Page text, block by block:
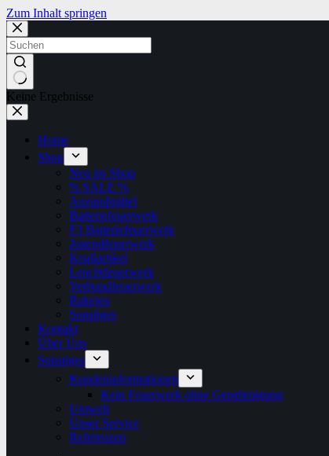
Zum Inhalt springen
Keine Ergebnisse
Home
Shop
Neu im Shop
% SALE %
Anzündmittel
Batteriefeuerwerk
F3 Batteriefeuerwerk
Jugendfeuerwerk​
Knallartikel
Leuchtfeuerwerk​
Verbundfeuerwerk
Raketen
Sonstiges
Kontakt
Über Uns
Sonstiges
Kundeninformationen
Kein Feuerwerk ohne Genehmigung
Umwelt
Unser Service
Referenzen